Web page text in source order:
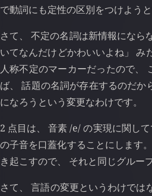
で動詞にも定性の区別をつけよう
さて、 不定の名詞は新情報にな
いてなんだけどかわいいよね」 み
人称不定のマーカーだったので、
ば、 話題の名詞が存在するのだ
になろうという変更なわけです。
2 点目は、 音素 /e/ の実現に関し
の子音を口蓋化することにします
き起こすので、 それと同じグルー
さて、 言語の変更というわけで